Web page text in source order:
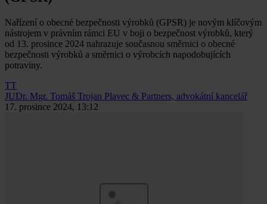
Nařízení o obecné bezpečnosti výrobků (GPSR) je novým klíčovým
nástrojem v právním rámci EU v boji o bezpečnost výrobků, který
od 13. prosince 2024 nahrazuje současnou směrnici o obecné
bezpečnosti výrobků a směrnici o výrobcích napodobujících
potraviny.
TT
JUDr. Mgr. Tomáš Trojan Plavec & Partners, advokátní kancelář
17. prosince 2024, 13:12